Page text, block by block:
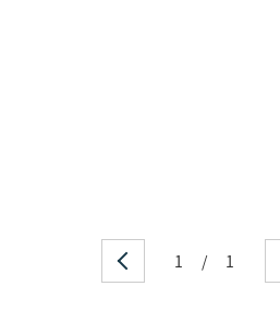
1 / 1